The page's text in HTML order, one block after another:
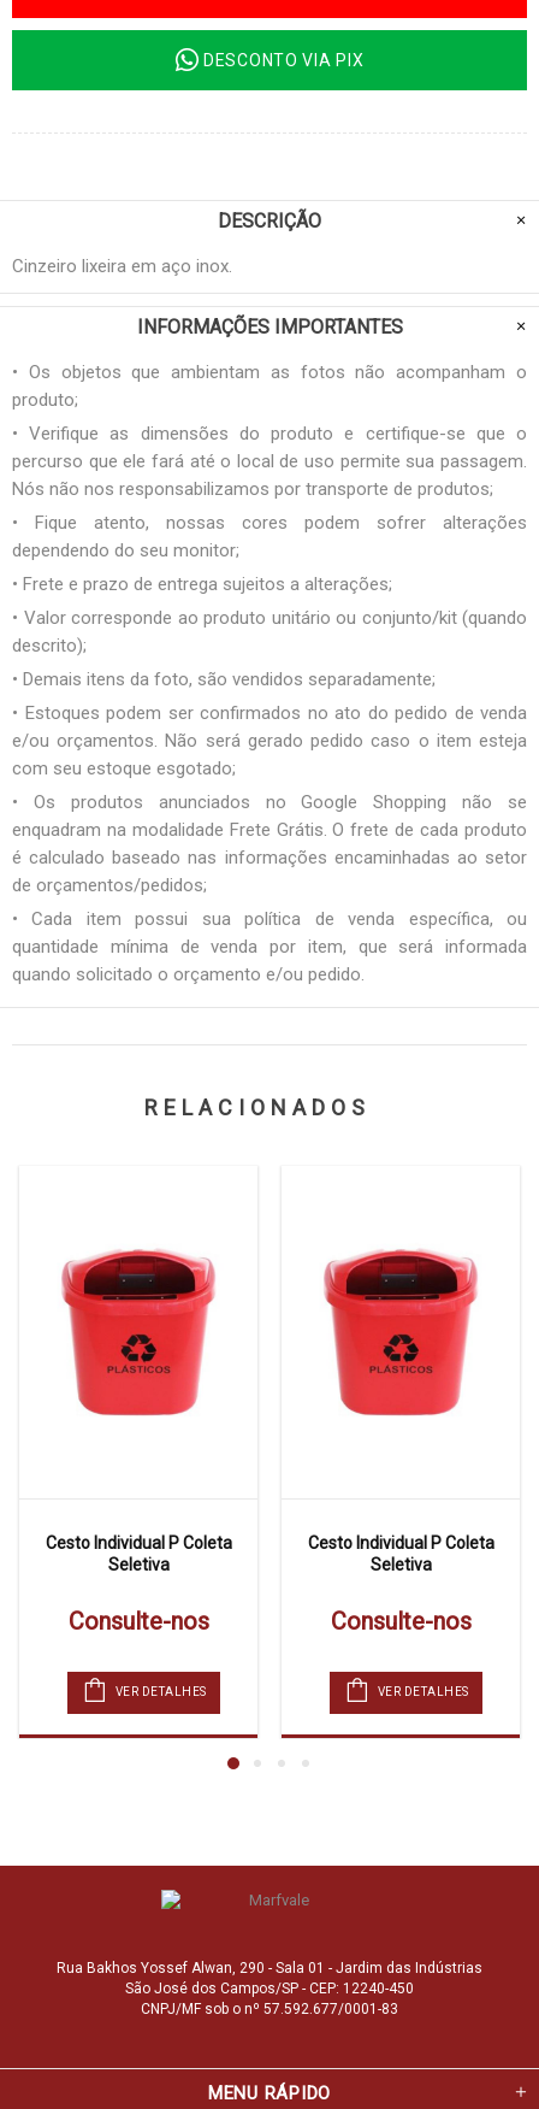
DESCONTO VIA PIX
DESCRIÇÃO
Cinzeiro lixeira em aço inox.
INFORMAÇÕES IMPORTANTES
• Os objetos que ambientam as fotos não acompanham o
produto;
• Verifique as dimensões do produto e certifique-se que o
percurso que ele fará até o local de uso permite sua passagem.
Nós não nos responsabilizamos por transporte de produtos;
• Fique atento, nossas cores podem sofrer alterações
dependendo do seu monitor;
• Frete e prazo de entrega sujeitos a alterações;
• Valor corresponde ao produto unitário ou conjunto/kit (quando
descrito);
• Demais itens da foto, são vendidos separadamente;
• Estoques podem ser confirmados no ato do pedido de venda
e/ou orçamentos. Não será gerado pedido caso o item esteja
com seu estoque esgotado;
• Os produtos anunciados no Google Shopping não se
enquadram na modalidade Frete Grátis. O frete de cada produto
é calculado baseado nas informações encaminhadas ao setor
de orçamentos/pedidos;
• Cada item possui sua política de venda específica, ou
quantidade mínima de venda por item, que será informada
quando solicitado o orçamento e/ou pedido.
RELACIONADOS
Cesto Individual P Coleta
Seletiva
Consulte-nos
VER DETALHES
Cesto Individual P Coleta
Seletiva
Consulte-nos
VER DETALHES
Rua Bakhos Yossef Alwan, 290 - Sala 01 - Jardim das Indústrias
São José dos Campos/SP - CEP: 12240-450
CNPJ/MF sob o nº 57.592.677/0001-83
MENU RÁPIDO